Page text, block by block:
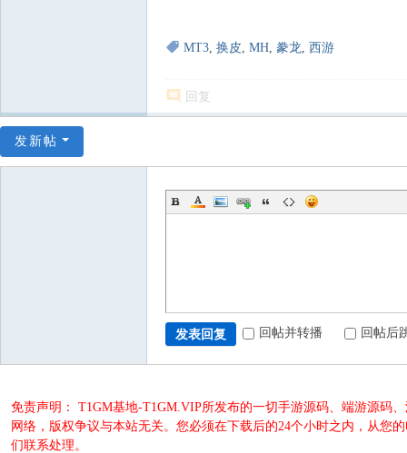
MT3, 换皮, MH, 豢龙, 西游
回复
发新帖
发表回复 回帖并转播 回帖后
免责声明： T1GM基地-T1GM.VIP所发布的一切手游源码、端游源码
网络，版权争议与本站无关。您必须在下载后的24个小时之内，从您
们联系处理。